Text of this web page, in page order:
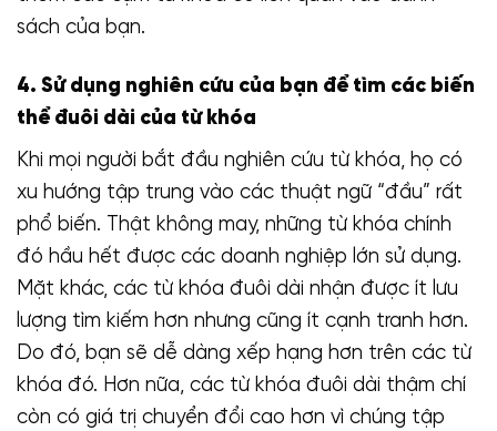
sách của bạn.
4. Sử dụng nghiên cứu của bạn để tìm các biến
thể đuôi dài của từ khóa
Khi mọi người bắt đầu nghiên cứu từ khóa, họ có
xu hướng tập trung vào các thuật ngữ “đầu” rất
phổ biến. Thật không may, những từ khóa chính
đó hầu hết được các doanh nghiệp lớn sử dụng.
Mặt khác, các từ khóa đuôi dài nhận được ít lưu
lượng tìm kiếm hơn nhưng cũng ít cạnh tranh hơn.
Do đó, bạn sẽ dễ dàng xếp hạng hơn trên các từ
khóa đó. Hơn nữa, các từ khóa đuôi dài thậm chí
còn có giá trị chuyển đổi cao hơn vì chúng tập